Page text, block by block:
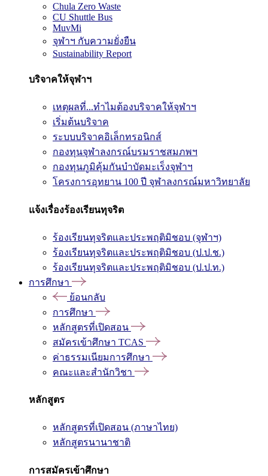
Chula Zero Waste
CU Shuttle Bus
MuvMi
จุฬาฯ กับความยั่งยืน
Sustainability Report
บริจาคให้จุฬาฯ
เหตุผลที่...ทำไมต้องบริจาคให้จุฬาฯ
เริ่มต้นบริจาค
ระบบบริจาคอิเล็กทรอนิกส์
กองทุนจุฬาลงกรณ์บรมราชสมภพฯ
กองทุนภูมิคุ้มกันบำบัดมะเร็งจุฬาฯ
โครงการอุทยาน 100 ปี จุฬาลงกรณ์มหาวิทยาลัย
แจ้งเรื่องร้องเรียนทุจริต
ร้องเรียนทุจริตและประพฤติมิชอบ (จุฬาฯ)
ร้องเรียนทุจริตและประพฤติมิชอบ (ป.ป.ช.)
ร้องเรียนทุจริตและประพฤติมิชอบ (ป.ป.ท.)
การศึกษา
ย้อนกลับ
การศึกษา
หลักสูตรที่เปิดสอน
สมัครเข้าศึกษา TCAS
ค่าธรรมเนียมการศึกษา
คณะและสำนักวิชา
หลักสูตร
หลักสูตรที่เปิดสอน (ภาษาไทย)
หลักสูตรนานาชาติ
การสมัครเข้าศึกษา